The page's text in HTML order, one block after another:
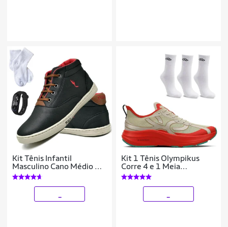
Kit Tênis Infantil
Masculino Cano Médio +
Relógio + Meia
Kit 1 Tênis Olympikus
Corre 4 e 1 Meia
Olympikus Cano Médio c/
3 Pares